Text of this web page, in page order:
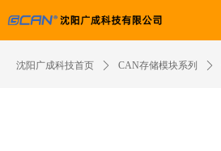
沈阳广成科技首页 ꄲ CAN存储模块系列 ꄲ